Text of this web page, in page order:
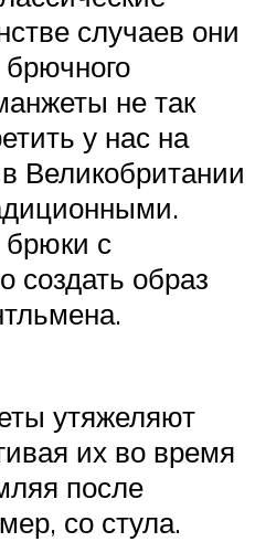
случаев они
не так
у нас на
Великобритании
брюки с
создать образ
утяжеляют
их во время
после
со стула.